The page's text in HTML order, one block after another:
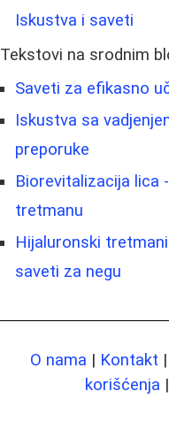
Iskustva i saveti
Tekstovi na srodnim
Saveti za efikasno
Iskustva sa
preporuke
Biorevitalizacija lica
tretmanu
Hijaluronski
saveti za negu
O nama | Kontakt |
korišćenja |